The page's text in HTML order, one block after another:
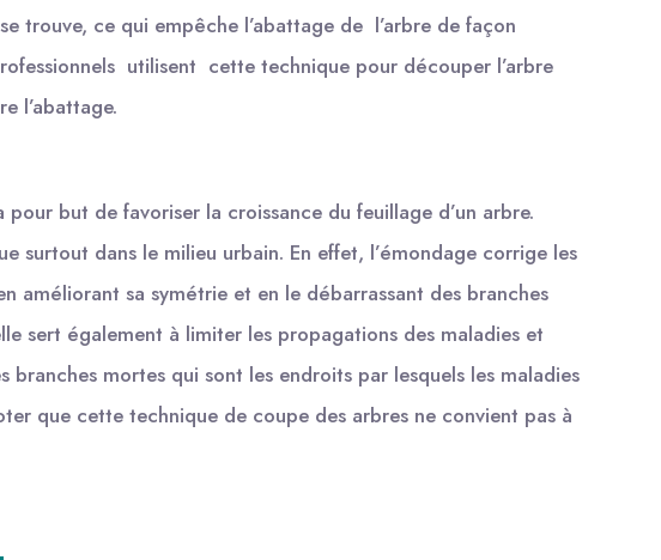
trouve, ce qui empêche l’abattage de l’arbre de façon
utilisent cette technique pour découper l’arbre
l’abattage.
pour but de favoriser la croissance du feuillage d’un arbre.
surtout dans le milieu urbain. En effet, l’émondage corrige les
améliorant sa symétrie et en le débarrassant des branches
sert également à limiter les propagations des maladies et
branches mortes qui sont les endroits par lesquels les maladies
que cette technique de coupe des arbres ne convient pas à